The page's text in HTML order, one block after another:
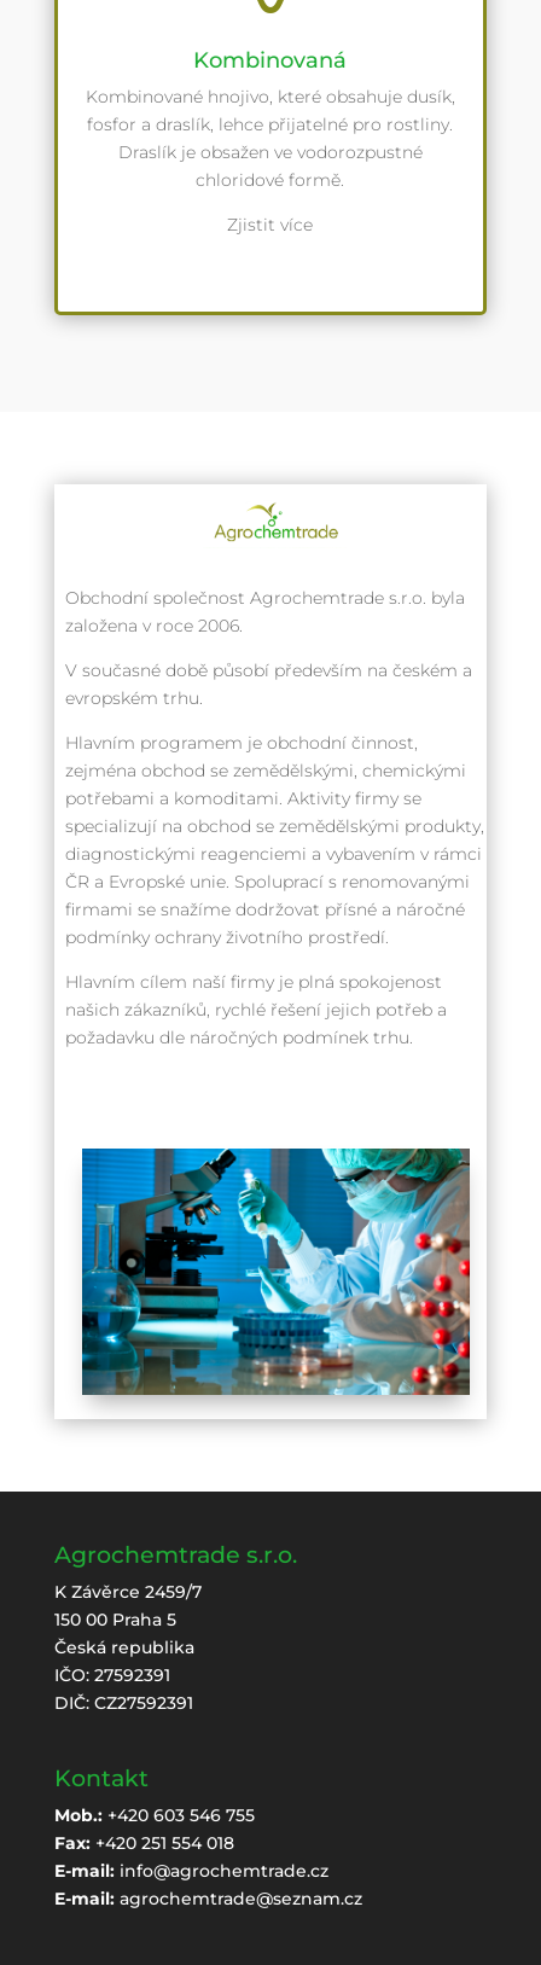
Kombinovaná
Kombinované hnojivo, které obsahuje dusík,
fosfor a draslík, lehce přijatelné pro rostliny.
Draslík je obsažen ve vodorozpustné
chloridové formě.
Zjistit více
Obchodní společnost Agrochemtrade s.r.o. byla
založena v roce 2006.
V současné době působí především na českém a
evropském trhu.
Hlavním programem je obchodní činnost,
zejména obchod se zemědělskými, chemickými
potřebami a komoditami. Aktivity firmy se
specializují na obchod se zemědělskými produkty,
diagnostickými reagenciemi a vybavením v rámci
ČR a Evropské unie. Spoluprací s renomovanými
firmami se snažíme dodržovat přísné a náročné
podmínky ochrany životního prostředí.
Hlavním cílem naší firmy je plná spokojenost
našich zákazníků, rychlé řešení jejich potřeb a
požadavku dle náročných podmínek trhu.
Agrochemtrade s.r.o.
K Závěrce 2459/7
150 00 Praha 5
Česká republika
IČO: 27592391
DIČ: CZ27592391
Kontakt
Mob.:+420 603 546 755
Fax:+420 251 554 018
E-mail: info@agrochemtrade.cz
E-mail: agrochemtrade@seznam.cz